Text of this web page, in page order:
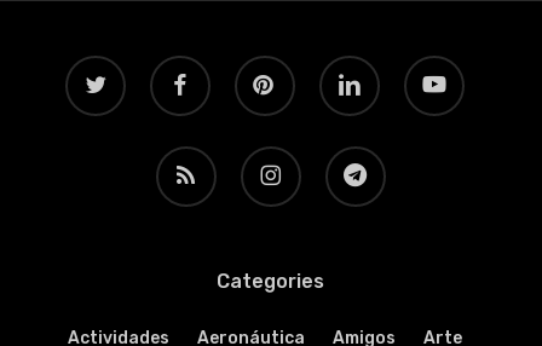
twitter facebook pinterest linkedin youtube
RSS instagram telegram
Categories
Actividades Aeronáutica Amigos Arte